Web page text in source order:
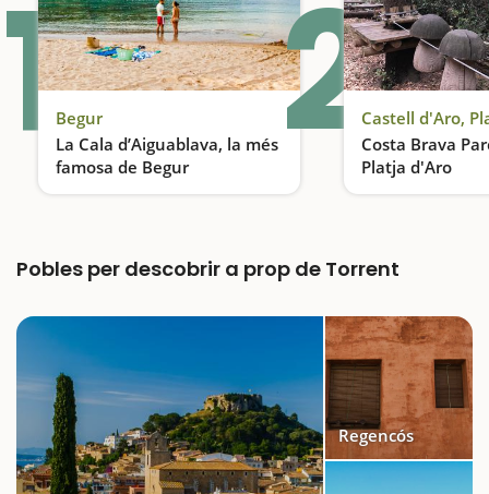
1 Begur
La Cala d’Aiguablava, la més
famosa de Begur
És un cala poc profunda, aigües transparents, sorra neta i un paisatge espectacular
2Costa Brava
Platja d'Aro
Pobles per descobrir a prop de Torrent
Regencós